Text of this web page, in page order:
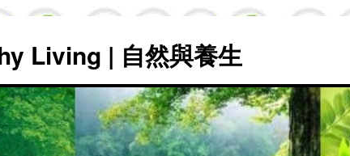
Living | 自然與養生